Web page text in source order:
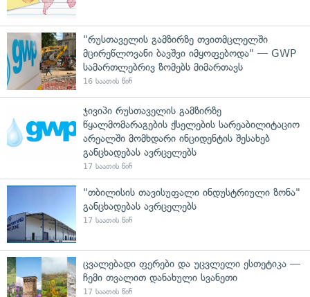
"რუსთაველის გამზირზე თვითმცლელში
მცირეწლოვანი ბავშვი იმყოფებოდა" — GWP
სამართლებრივ ზომებს მიმართავს
16 საათის წინ
ჯივიპი რუსთაველის გამზირზე
წყალმომარაგების ქსელების სარეაბილიტაციო
არეალში მომხდარი ინციდენტის შესახებ
განცხადებას ავრცელებს
17 საათის წინ
"თბილისის თავისუფალი ინდუსტრიული ზონა"
განცხადებას ავრცელებს
17 საათის წინ
ცვალებადი ფერები და უცვლელი ესთეტიკა —
ჩემი თვალით დანახული სვანეთი
17 საათის წინ